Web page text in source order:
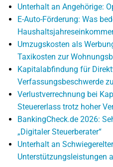
Unterhalt an Angehörige:
E-Auto-Förderung: Was
Umzugskosten als
Taxikosten zur
Kapitalabfindung für
Verfassungsbeschwerde
Verlustverrechnung bei
Steuererlass trotz hoher
BankingCheck.de 2026:
„Digitaler Steuerberater“
Unterhalt an
Unterstützungsleistungen